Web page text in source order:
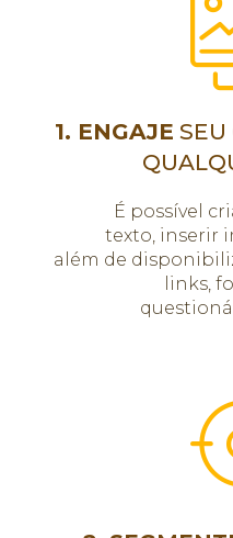
1. ENGAJE SEU
É possível
texto, inserir
além de
links,